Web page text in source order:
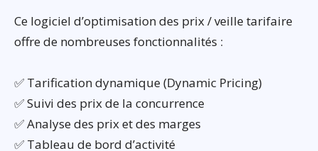
Ce logiciel d’optimisation des prix / veille tarifaire
offre de nombreuses fonctionnalités :
✅ Tarification dynamique (Dynamic Pricing)
✅ Suivi des prix de la concurrence
✅ Analyse des prix et des marges
✅ Tableau de bord d’activité